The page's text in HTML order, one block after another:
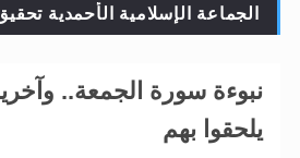
اقرأ هذا المقال
الحجّ.. دلالات،
تعميم هامّ
نبوءة سورة الجمعة..
يلحقوا بهم